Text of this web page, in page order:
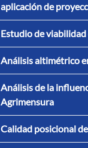
aplicación de
Estudio de
Análisis altimétrico
Análisis de la
Agrimensura
Calidad posicional